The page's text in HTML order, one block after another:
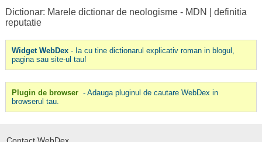
Dictionar: Marele dictionar de neologisme - MDN
definitia
reputatie
Widget WebDex- Ia cu tine dictionarul explicativ roman in blogul,
pagina sau site-ul tau!
Plugin de browser - Adauga pluginul de cautare WebDex in
browserul tau.